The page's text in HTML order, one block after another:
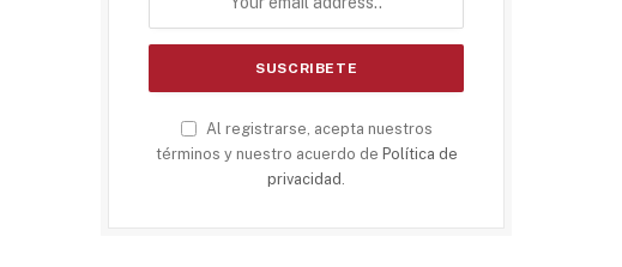
Al registrarse, acepta nuestros
términos y nuestro acuerdo de Política de
privacidad